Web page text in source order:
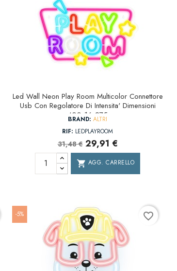
Led Wall Neon Play Room Multicolor Connettore
Usb Con Regolatore Di Intensita' Dimensioni
400x16x275
BRAND: ALTRI
RIF: LEDPLAYROOM
31,48 € 29,91 €
shopping_cart AGG. CARRELLO
-5% favorite_border